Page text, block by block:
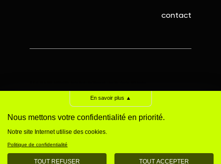
contact
En savoir plus ▲
Nous mettons votre confidentialité en priorité.
Notre site Internet utilise des cookies.
Politique de confidentialité
TOUT REFUSER TOUT ACCEPTER